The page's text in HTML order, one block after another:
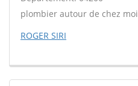
plombier autour de chez moi
ROGER SIRI